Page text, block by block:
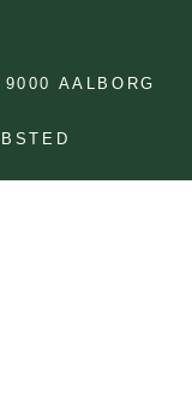
9000 AALBORG